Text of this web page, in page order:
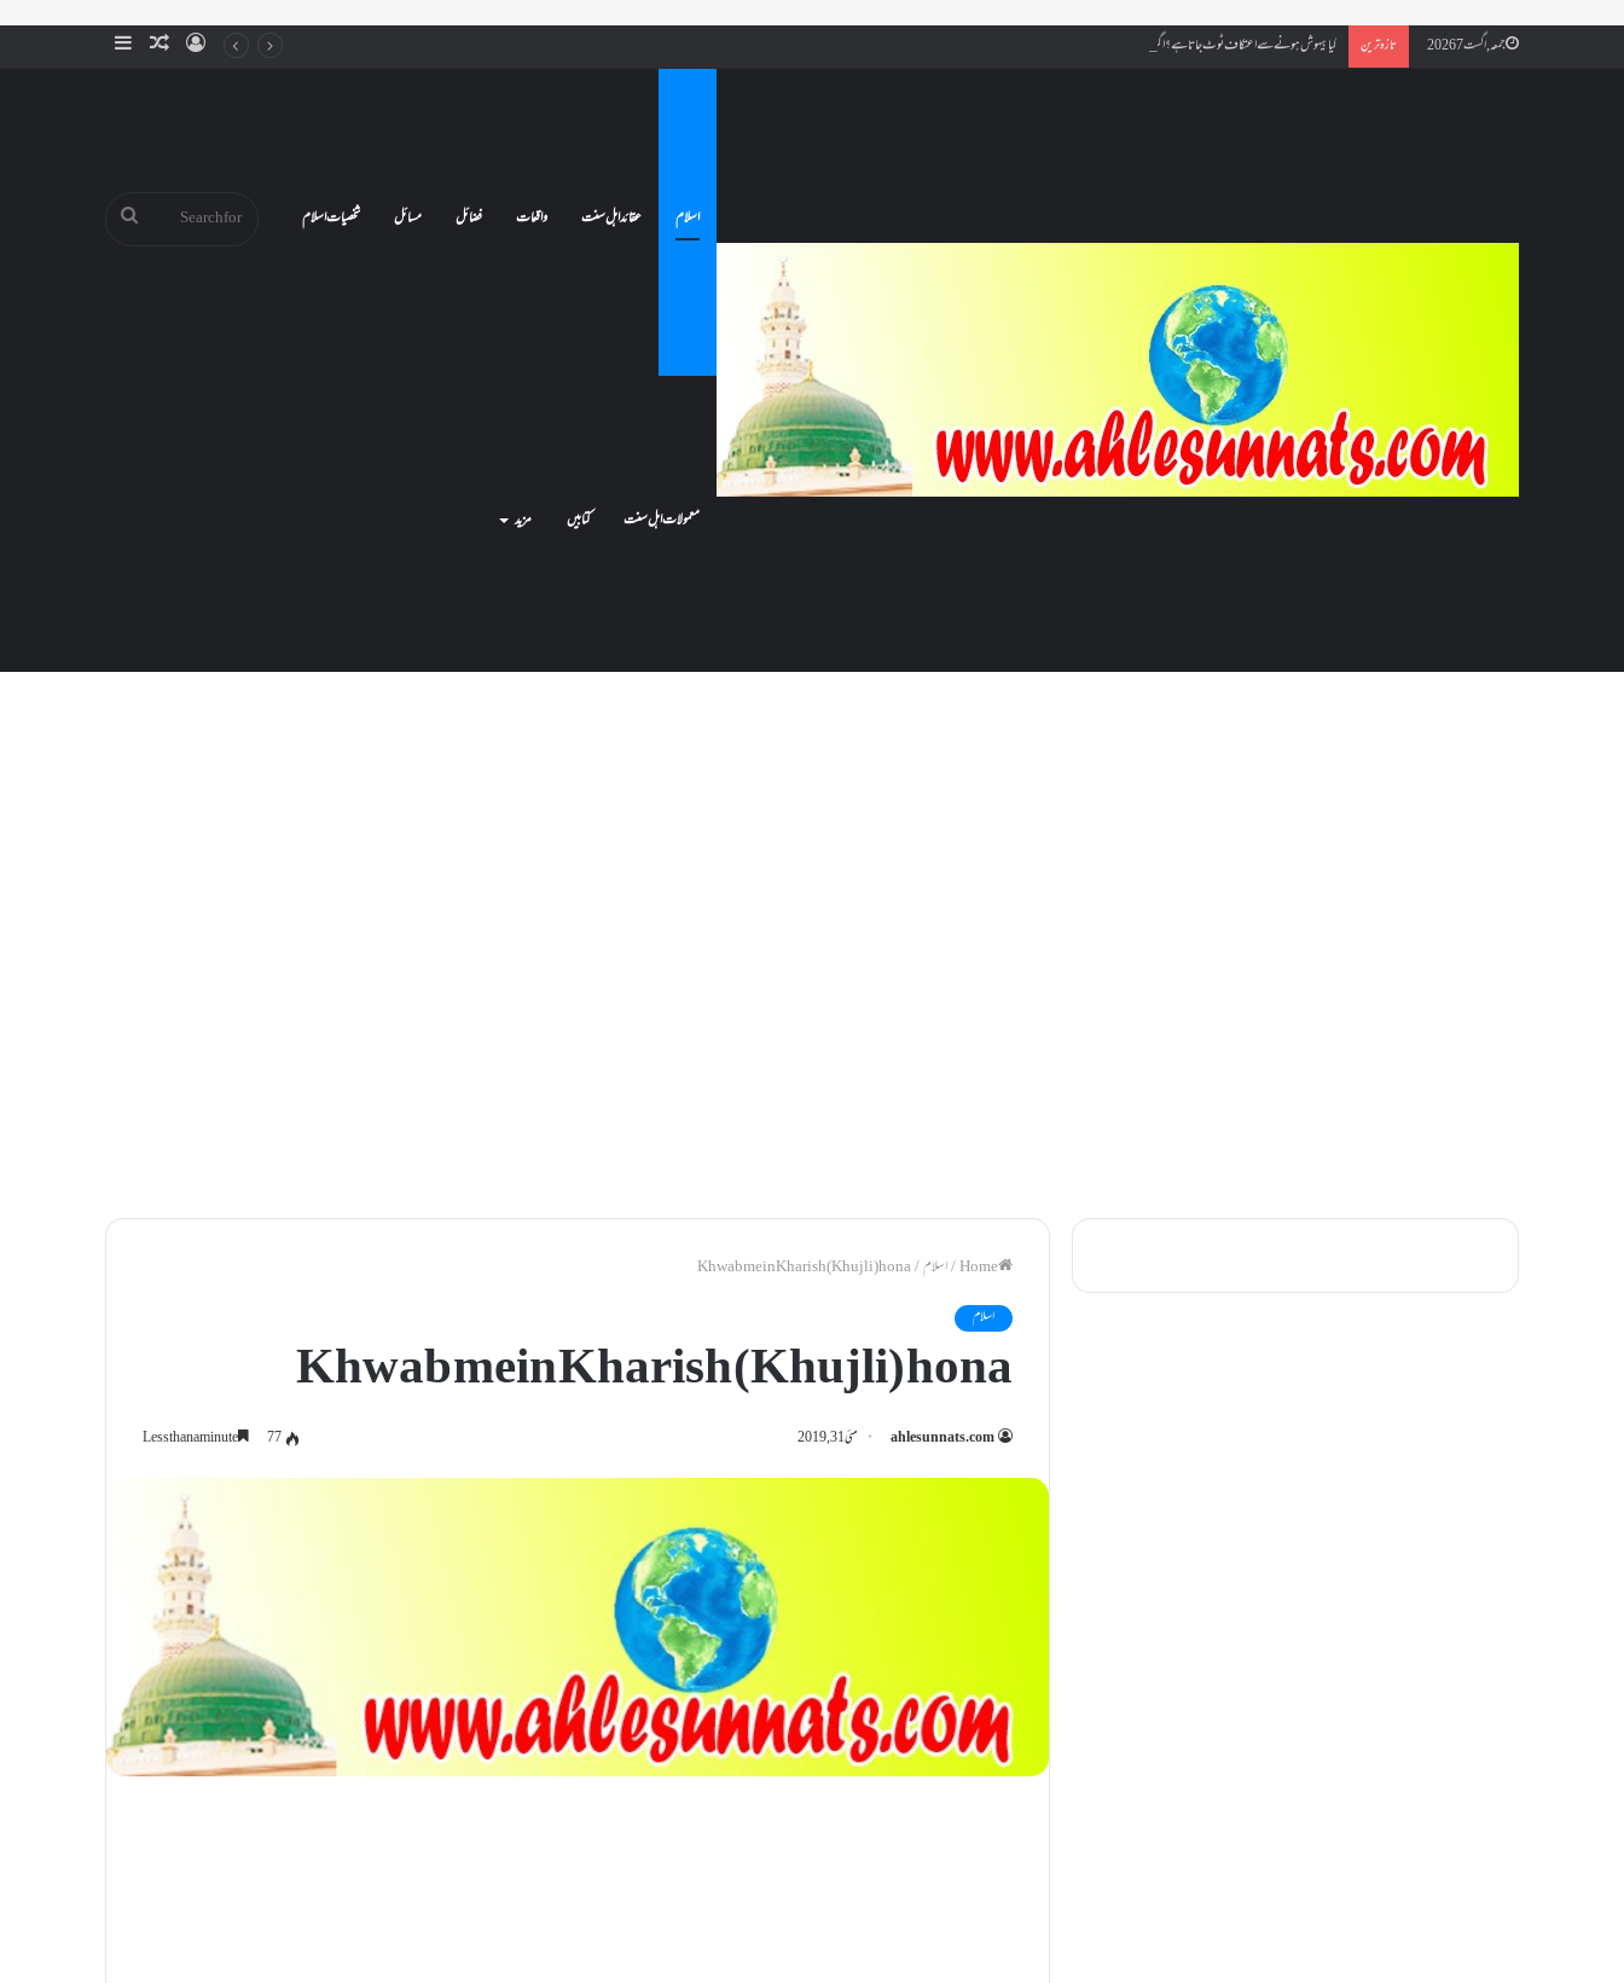
جمعہ, اگست 7 2026 تازہ ترین کیا بیہوش ہونے سے اعتکاف ٹوٹ جاتا ہے؟ اگر معتکف کو احتلام ہو جائے تو کیا اس کا اعتکاف ٹوٹ جائے گا؟فنائے مسجد کسے کہتے ہیں ، اور کیا معتکف فنائے مسجد میں جا سکتا ہے؟ SidebarRandomLog
اسلام عقائد اہل سنت واقعات فضائل مسائل شخصیات اسلام
معمولات اہل سنت کتابیں مزید
Search
/اسلام/
Khwab mein Kharish (Khujli) hona
اسلام
Khwab mein Kharish (Khujli) hona
ahlesunnats.com مئی 31, 2019 77